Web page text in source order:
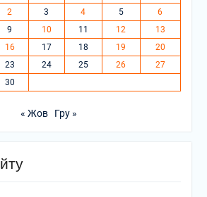
2 3 4 5
6
9 10 11 12
13
16 17 18 19
20
23 24 25 26
27
30
« Жов Гру »